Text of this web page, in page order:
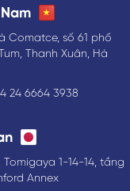
Comatce, số 61 phố
Thanh Xuân, Hà
24 6664 3938
Tomigaya 1-14-14, tầng
Annex